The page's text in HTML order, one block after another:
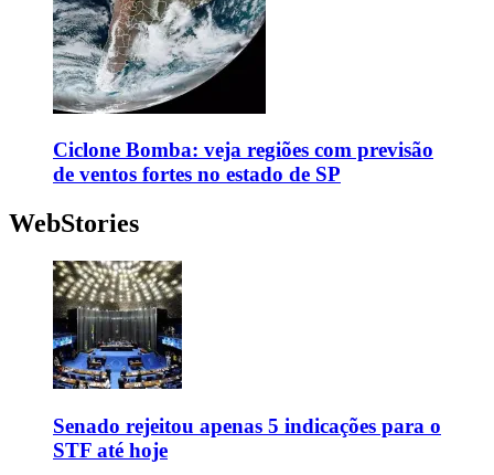
Ciclone Bomba: veja regiões com previsão
de ventos fortes no estado de SP
WebStories
Senado rejeitou apenas 5 indicações para o
STF até hoje